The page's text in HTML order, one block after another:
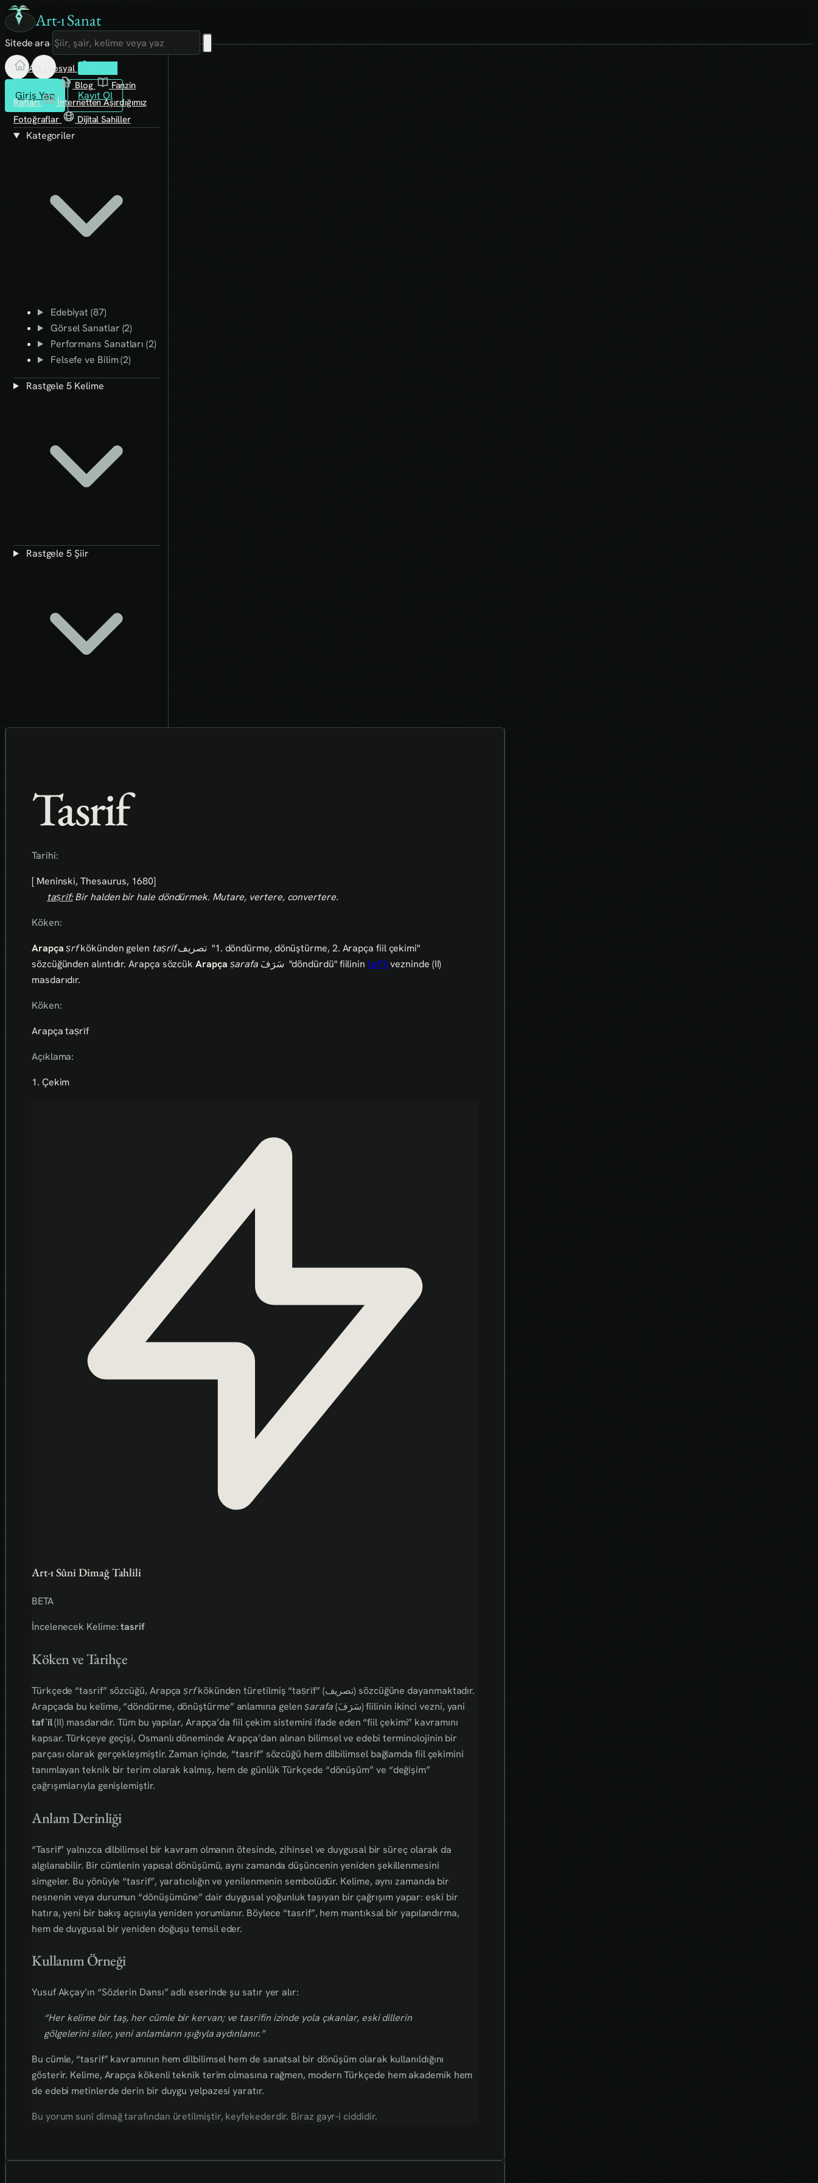
Art-ı Sanat
Sitede ara
Giriş Yap Kayıt Ol
Art-ı Sosyal
Blog
Fanzin
Rafları
İnternetten Aşırdığımız
Fotoğraflar
Dijital Sahiller
Kategoriler
Edebiyat (87)
Görsel Sanatlar (2)
Performans Sanatları (2)
Felsefe ve Bilim (2)
Rastgele 5 Kelime
Rastgele 5 Şiir
Tasrif
Tarihi:
[ Meninski, Thesaurus, 1680]
taṣrīf:Bir halden bir hale döndürmek. Mutare, vertere, convertere.
Köken:
Arapça ṣrfkökünden gelen taṣrīf
"1. döndürme, dönüştürme, 2. Arapça fiil çekimi"
sözcüğünden alıntıdır. Arapça sözcükArapça ṣarafa "döndürdü" fiilinin tafˁīlvezninde (II)
masdarıdır.
Köken:
Arapça taṣrīf
Açıklama:
1. Çekim
Art-ı Sûni Dimağ Tahlili
BETA
İncelenecek Kelime:tasrif
Köken ve Tarihçe
Türkçede “tasrif” sözcüğü, Arapçaṣrfkökünden türetilmiş “taṣrīf” (تصريف) sözcüğüne dayanmaktadır.
Arapçada bu kelime, “döndürme, dönüştürme” anlamına gelenṣarafa
(سَرَفَ) fiilinin ikinci vezni, yani
tafʿīl(II) masdarıdır. Tüm bu yapılar, Arapça’da fiil çekim sistemini ifade eden “fiil çekimi” kavramını
kapsar. Türkçeye geçişi, Osmanlı döneminde Arapça’dan alınan bilimsel ve edebi terminolojinin bir
parçası olarak gerçekleşmiştir. Zaman içinde, “tasrif” sözcüğü hem dilbilimsel bağlamda fiil çekimini
tanımlayan teknik bir terim olarak kalmış, hem de günlük Türkçede “dönüşüm” ve “değişim”
çağrışımlarıyla genişlemiştir.
Anlam Derinliği
“Tasrif” yalnızca dilbilimsel bir kavram olmanın ötesinde, zihinsel ve duygusal bir süreç olarak da
algılanabilir. Bir cümlenin yapısal dönüşümü, aynı zamanda düşüncenin yeniden şekillenmesini
simgeler. Bu yönüyle “tasrif”, yaratıcılığın ve yenilenmenin sembolüdür. Kelime, aynı zamanda bir
nesnenin veya durumun “dönüşümüne” dair duygusal yoğunluk taşıyan bir çağrışım yapar: eski bir
hatıra, yeni bir bakış açısıyla yeniden yorumlanır. Böylece “tasrif”, hem mantıksal bir yapılandırma,
hem de duygusal bir yeniden doğuşu temsil eder.
Kullanım Örneği
Yusuf Akçay’ın “Sözlerin Dansı” adlı eserinde şu satır yer alır:
“Her kelime bir taş, her cümle bir kervan; ve tasrifin izinde yola çıkanlar, eski dillerin
gölgelerini siler, yeni anlamların ışığıyla aydınlanır.”
Bu cümle, “tasrif” kavramının hem dilbilimsel hem de sanatsal bir dönüşüm olarak kullanıldığını
gösterir. Kelime, Arapça kökenli teknik terim olmasına rağmen, modern Türkçede hem akademik hem
de edebi metinlerde derin bir duygu yelpazesi yaratır.
Bu yorum sunî dimağ tarafından üretilmiştir, keyfekederdir. Biraz gayr-i ciddidir.